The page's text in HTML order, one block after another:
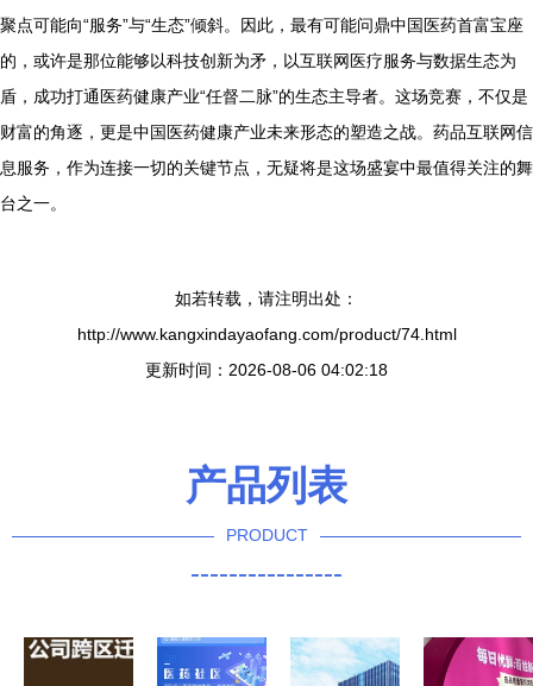
聚点可能向“服务”与“生态”倾斜。因此，最有可能问鼎中国医药首富宝座
的，或许是那位能够以科技创新为矛，以互联网医疗服务与数据生态为
盾，成功打通医药健康产业“任督二脉”的生态主导者。这场竞赛，不仅是
财富的角逐，更是中国医药健康产业未来形态的塑造之战。药品互联网信
息服务，作为连接一切的关键节点，无疑将是这场盛宴中最值得关注的舞
台之一。
如若转载，请注明出处：
http://www.kangxindayaofang.com/product/74.html
更新时间：2026-08-06 04:02:18
产品列表
PRODUCT
----------------